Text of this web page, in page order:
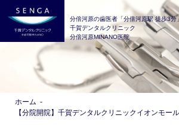
分倍河原の歯医者「分倍河原駅 徒歩3分
千賀デンタルクリニック
分倍河原MINANO医院
ホーム
【分院開院】千賀デンタルクリニックイオンモー